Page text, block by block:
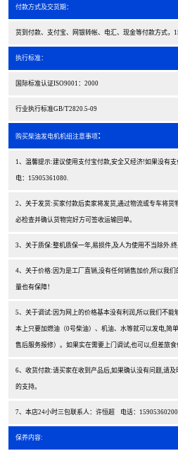
付款方式及交货期：
货到付款、支付宝、网银转帐、电汇、现金等付款方式，
执行标准：
国际标准认证ISO9001：2000
行业执行标准GB/T2820.5-09
购买柴油发电机机组注意事项:
1、温馨提示:建议使用支付宝付款,安全又经济!如果没有
电：15905361080.
2、关于发货:买家付款后卖家将发货,通过物流或专车将
必检查并确认货物完好方可签收运输回单。
3、关于质保:整机质保一年,易损件,及人为使用不当除外.终
4、关于价格:因为是工厂直销,没有任何销售加价,所以我
量也有保障！
5、关于调试:因为网上的价格基本没有利润,所以我们不能
本上只要加燃油（0号柴油）、机油、水等就可以发电,简
售后服务报修）。如果实在需要上门调试,也可以,但差旅
6、收货付款:请买家在收到产品后,如果确认没有问题,请
的支持。
7、本店24小时三包联系人：许恒超 电话：15905360200
保养内容: